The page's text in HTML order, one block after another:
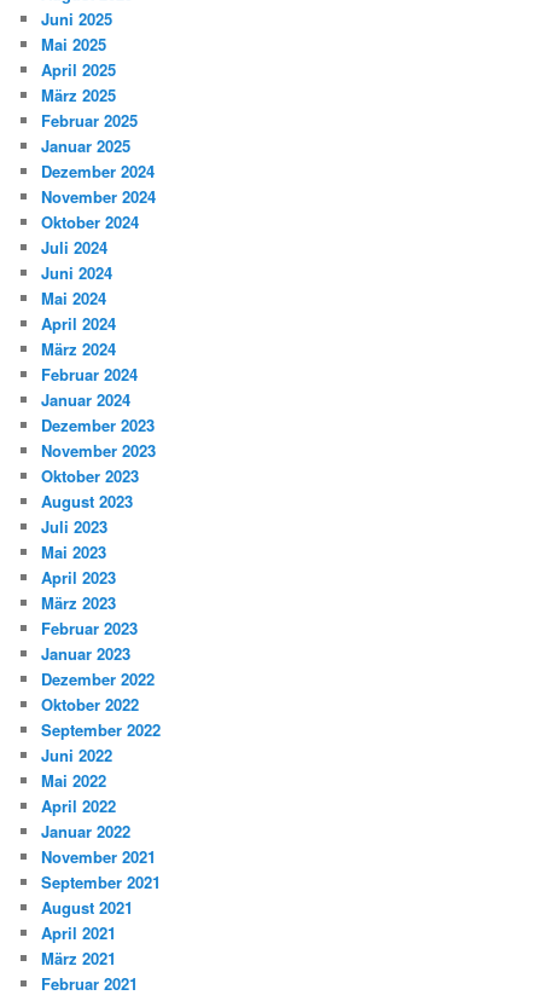
Juni 2025
Mai 2025
April 2025
März 2025
Februar 2025
Januar 2025
Dezember 2024
November 2024
Oktober 2024
Juli 2024
Juni 2024
Mai 2024
April 2024
März 2024
Februar 2024
Januar 2024
Dezember 2023
November 2023
Oktober 2023
August 2023
Juli 2023
Mai 2023
April 2023
März 2023
Februar 2023
Januar 2023
Dezember 2022
Oktober 2022
September 2022
Juni 2022
Mai 2022
April 2022
Januar 2022
November 2021
September 2021
August 2021
April 2021
März 2021
Februar 2021